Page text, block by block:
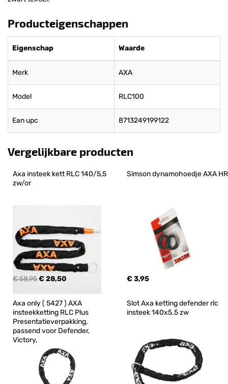
Producteigenschappen
Eigenschap Waarde
Merk AXA
Model RLC100
Ean upc 8713249199122
Vergelijkbare producten
Axa insteek kett RLC 140/5,5
zw/or
€ 58,95€ 28,50
Simson dynamohoedje AXA HR
€ 3,95
Axa only ( 5427 ) AXA
insteekketting RLC Plus
Presentatieverpakking,
passend voor Defender,
Victory,
Slot Axa ketting defender rlc
insteek 140x5.5 zw